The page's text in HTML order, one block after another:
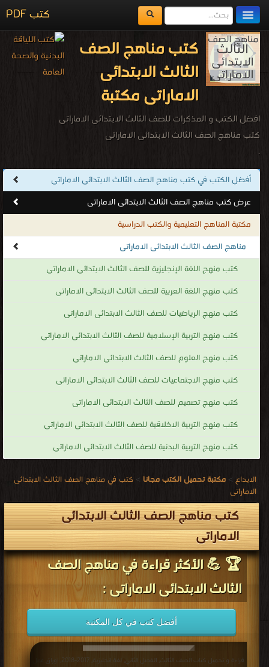
كتب PDF
مكتبة الكتب
المكتبات
يُقرأ حالياً
اضف كتاب
كتب مناهج الصف
الثالث الابتدائى
الاماراتى مكتبة
افضل الكتب و المذكرات للصف الثالث الابتدائى الاماراتى
كتب مناهج الصف الثالث الابتدائى الاماراتى
.
أفضل الكتب في كتب مناهج الصف الثالث الابتدائى الاماراتى
عرض كتب مناهج الصف الثالث الابتدائى الاماراتى
مكتبة المناهج التعليمية والكتب الدراسية
مناهج الصف الثالث الابتدائى الاماراتى
كتب منهج اللغة الإنجليزية للصف الثالث الابتدائى الاماراتى
كتب منهج اللغة العربية للصف الثالث الابتدائى الاماراتى
كتب منهج الرياضيات للصف الثالث الابتدائى الاماراتى
كتب منهج التربية الإسلامية للصف الثالث الابتدائى الاماراتى
كتب منهج العلوم للصف الثالث الابتدائى الاماراتى
كتب منهج الاجتماعيات للصف الثالث الابتدائى الاماراتى
كتب منهج تصميم للصف الثالث الابتدائى الاماراتى
كتب منهج التربية الاخلاقية للصف الثالث الابتدائى الاماراتى
كتب منهج التربية البدنية للصف الثالث الابتدائى الاماراتى
الابداع > مكتبة تحميل الكتب مجانا > كتب في مناهج الصف الثالث الابتدائى
الاماراتى
كتب مناهج الصف الثالث الابتدائى
الاماراتى
🏆 💪 الأكثر قراءة في مناهج الصف
الثالث الابتدائى الاماراتى :
أفضل كتب في كل المكتبة
قراءة و تحميل كتاب الصف الثالث, الفصل الثاني, لغة انجليزية, 2017-2018, اوراق عمل